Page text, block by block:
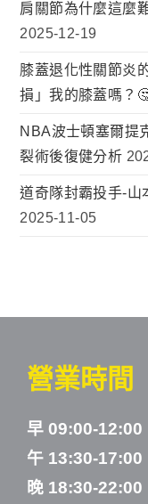
肩關節為什麼這麼
2025-12-19
膝蓋退化性關節炎
損」我的膝蓋嗎？
NBA波士頓塞爾提
裂術後復健分析
道奇隊封霸投手-山
2025-11-05
營業時間
早 09:00-12:00
午 13:30-17:00
晚 18:30-22:00